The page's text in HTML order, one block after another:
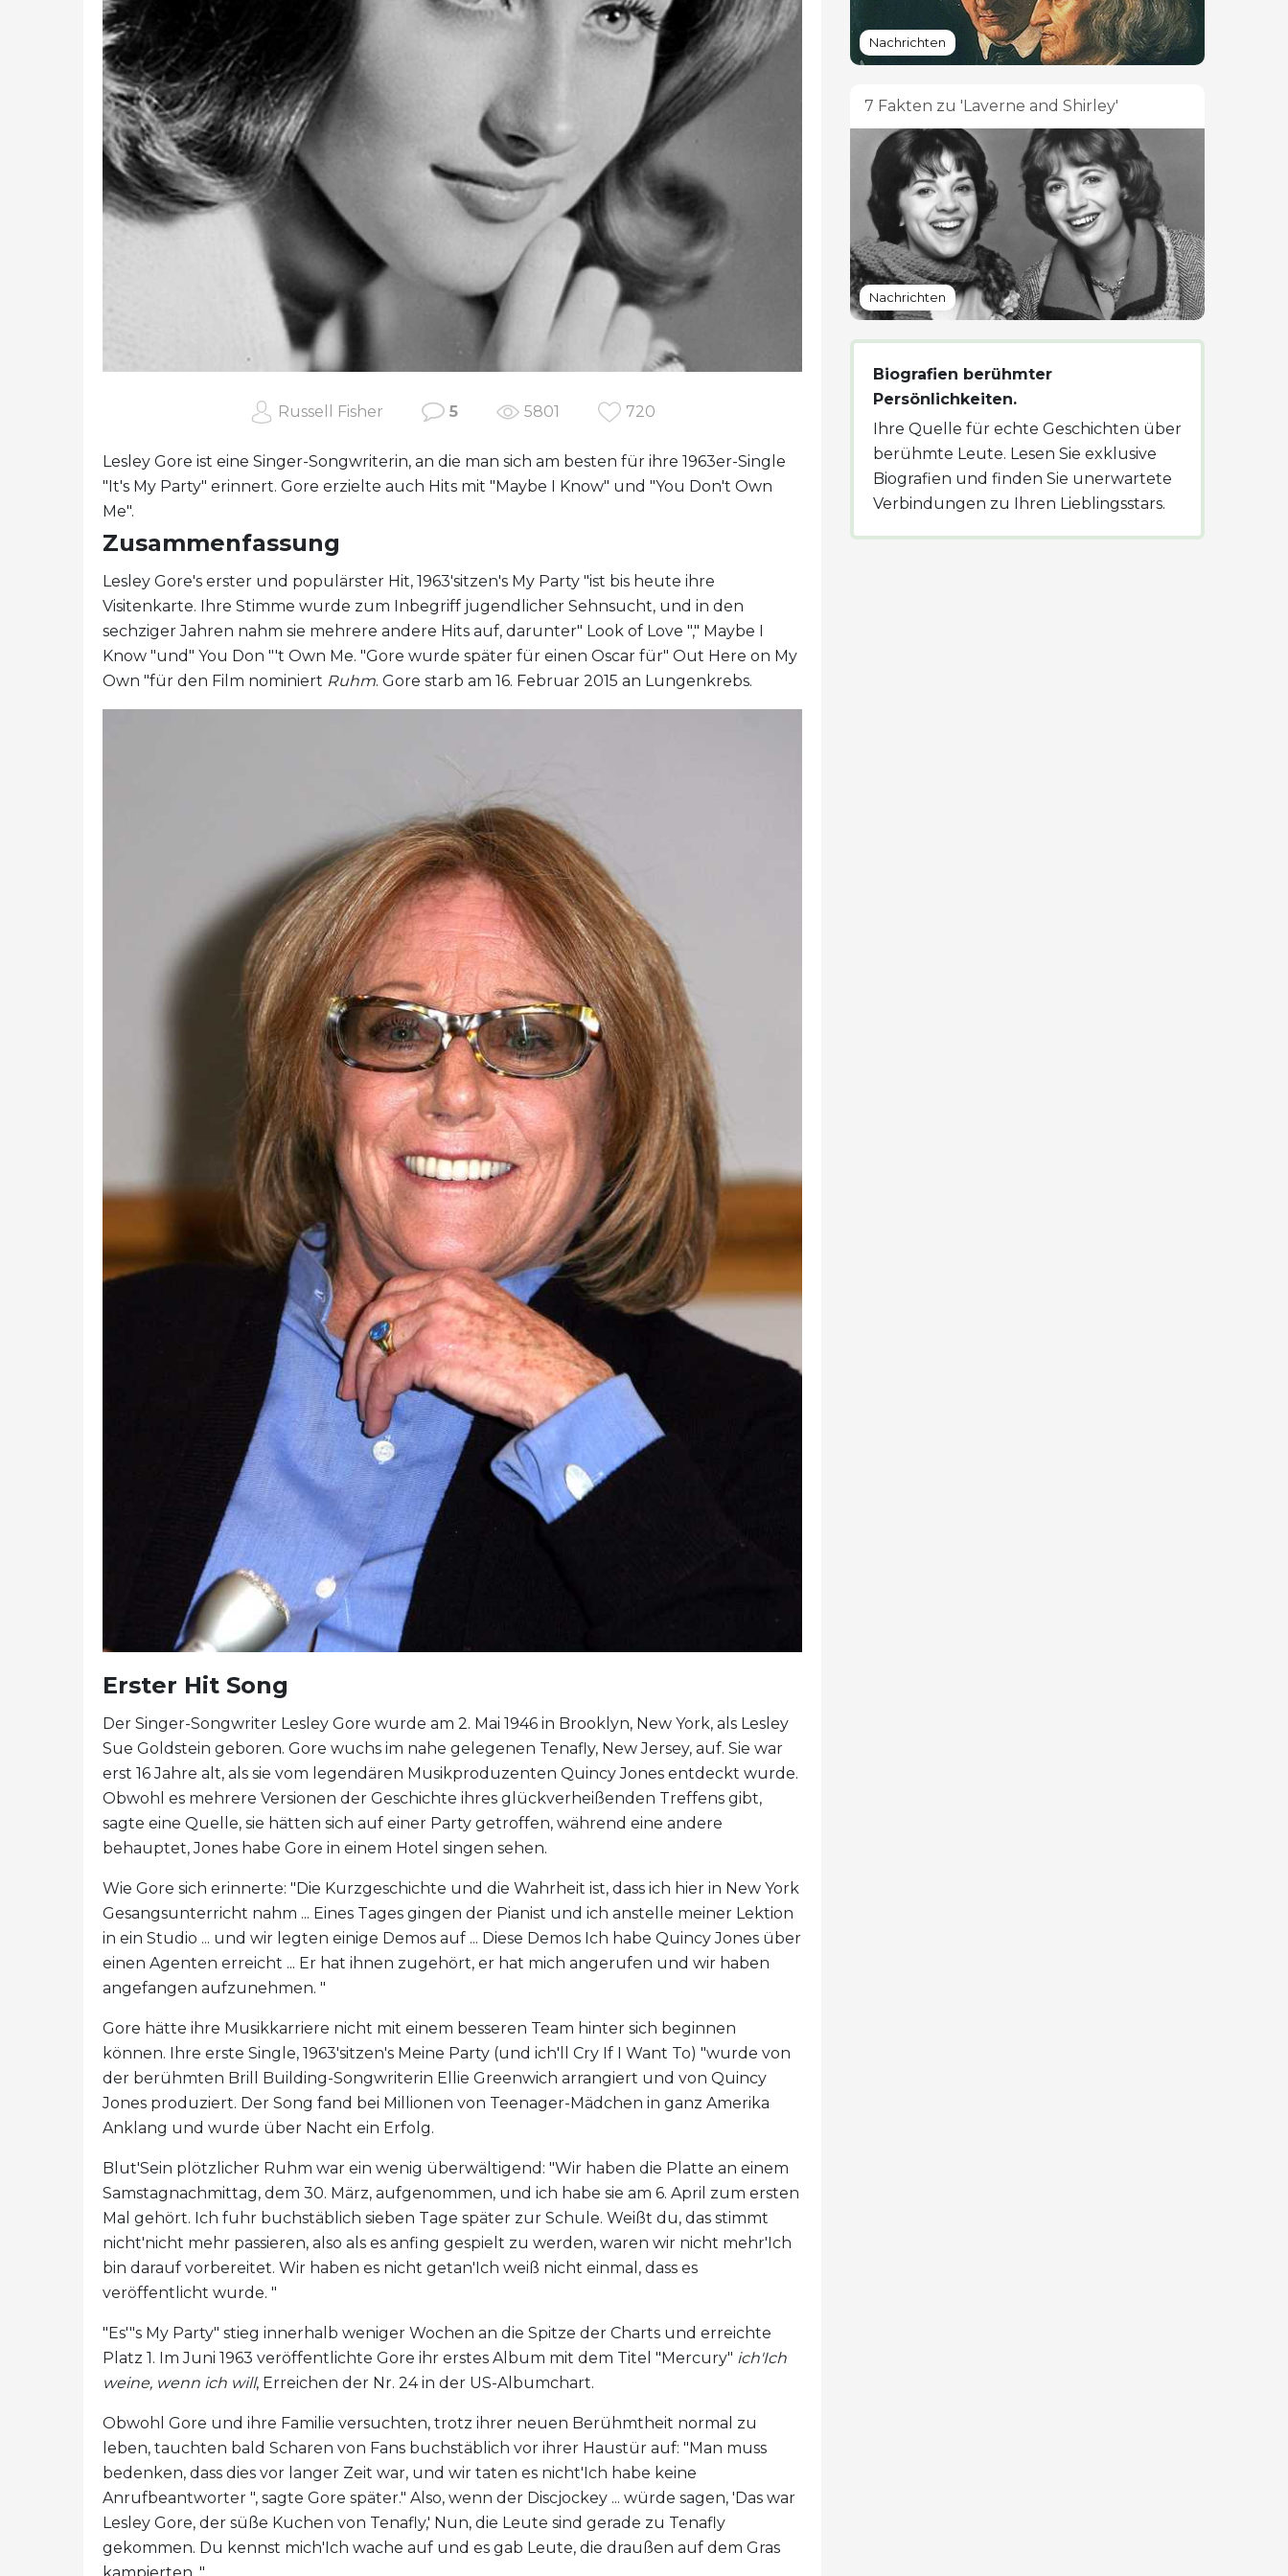
Russell Fisher 5 5801 720
Lesley Gore ist eine Singer-Songwriterin, an die man sich am besten für ihre 1963er-Single
"It's My Party" erinnert. Gore erzielte auch Hits mit "Maybe I Know" und "You Don't Own
Me".
Zusammenfassung
Lesley Gore's erster und populärster Hit, 1963'sitzen's My Party "ist bis heute ihre
Visitenkarte. Ihre Stimme wurde zum Inbegriff jugendlicher Sehnsucht, und in den
sechziger Jahren nahm sie mehrere andere Hits auf, darunter" Look of Love "," Maybe I
Know "und" You Don "'t Own Me. "Gore wurde später für einen Oscar für" Out Here on My
Own "für den Film nominiert Ruhm. Gore starb am 16. Februar 2015 an Lungenkrebs.
Erster Hit Song
Der Singer-Songwriter Lesley Gore wurde am 2. Mai 1946 in Brooklyn, New York, als Lesley
Sue Goldstein geboren. Gore wuchs im nahe gelegenen Tenafly, New Jersey, auf. Sie war
erst 16 Jahre alt, als sie vom legendären Musikproduzenten Quincy Jones entdeckt wurde.
Obwohl es mehrere Versionen der Geschichte ihres glückverheißenden Treffens gibt,
sagte eine Quelle, sie hätten sich auf einer Party getroffen, während eine andere
behauptet, Jones habe Gore in einem Hotel singen sehen.
Wie Gore sich erinnerte: "Die Kurzgeschichte und die Wahrheit ist, dass ich hier in New York
Gesangsunterricht nahm ... Eines Tages gingen der Pianist und ich anstelle meiner Lektion
in ein Studio ... und wir legten einige Demos auf ... Diese Demos Ich habe Quincy Jones über
einen Agenten erreicht ... Er hat ihnen zugehört, er hat mich angerufen und wir haben
angefangen aufzunehmen. "
Gore hätte ihre Musikkarriere nicht mit einem besseren Team hinter sich beginnen
können. Ihre erste Single, 1963'sitzen's Meine Party (und ich'll Cry If I Want To) "wurde von
der berühmten Brill Building-Songwriterin Ellie Greenwich arrangiert und von Quincy
Jones produziert. Der Song fand bei Millionen von Teenager-Mädchen in ganz Amerika
Anklang und wurde über Nacht ein Erfolg.
Blut'Sein plötzlicher Ruhm war ein wenig überwältigend: "Wir haben die Platte an einem
Samstagnachmittag, dem 30. März, aufgenommen, und ich habe sie am 6. April zum ersten
Mal gehört. Ich fuhr buchstäblich sieben Tage später zur Schule. Weißt du, das stimmt
nicht'nicht mehr passieren, also als es anfing gespielt zu werden, waren wir nicht mehr'Ich
bin darauf vorbereitet. Wir haben es nicht getan'Ich weiß nicht einmal, dass es
veröffentlicht wurde. "
"Es'"s My Party" stieg innerhalb weniger Wochen an die Spitze der Charts und erreichte
Platz 1. Im Juni 1963 veröffentlichte Gore ihr erstes Album mit dem Titel "Mercury" ich'Ich
weine, wenn ich will, Erreichen der Nr. 24 in der US-Albumchart.
Obwohl Gore und ihre Familie versuchten, trotz ihrer neuen Berühmtheit normal zu
leben, tauchten bald Scharen von Fans buchstäblich vor ihrer Haustür auf: "Man muss
bedenken, dass dies vor langer Zeit war, und wir taten es nicht'Ich habe keine
Anrufbeantworter ", sagte Gore später." Also, wenn der Discjockey ... würde sagen, 'Das war
Lesley Gore, der süße Kuchen von Tenafly,' Nun, die Leute sind gerade zu Tenafly
gekommen. Du kennst mich'Ich wache auf und es gab Leute, die draußen auf dem Gras
Nachrichten
7 Fakten zu 'Laverne and Shirley'
Nachrichten
Biografien berühmter
Persönlichkeiten.
Ihre Quelle für echte Geschichten über
berühmte Leute. Lesen Sie exklusive
Biografien und finden Sie unerwartete
Verbindungen zu Ihren Lieblingsstars.